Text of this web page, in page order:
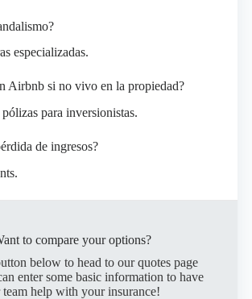
especializadas.
Airbnb si no vivo en la propiedad?
para inversionistas.
de ingresos?
to compare your options?
below to head to our quotes page
enter some basic information to have
team help with your insurance!